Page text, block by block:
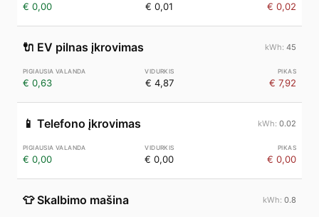
€ 0,00 € 0,01 € 0,02
🔌 EV pilnas įkrovimas 45
€ 0,63 € 4,87 € 7,92
📱 Telefono įkrovimas 0.02
€ 0,00 € 0,00 € 0,00
👕 Skalbimo mašina 0.8